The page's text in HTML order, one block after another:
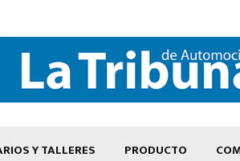
Y TALLERES PRODUCTO